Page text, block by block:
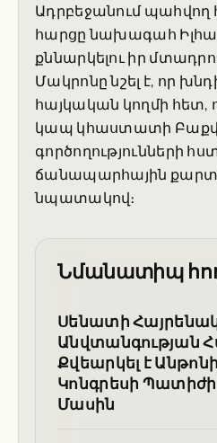
Ադրբեջանում պահվող
հարցը նախագահ
քննարկելու իր
Մակրոնը նշել է, որ
հայկական կողմի հետ,
կապ կհաստատի
գործողությունների
ճանապարհային
նպատակով։
Նմանատիպ
Սենատի
Անվտանգության
Քվեարկել է
Կոնգրեսի Պատիժի
Մասին